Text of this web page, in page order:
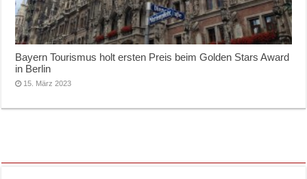
Bayern Tourismus holt ersten Preis beim Golden Stars Award
in Berlin
15. März 2023